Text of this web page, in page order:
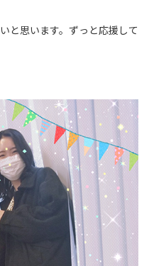
と思います。ずっと応援して